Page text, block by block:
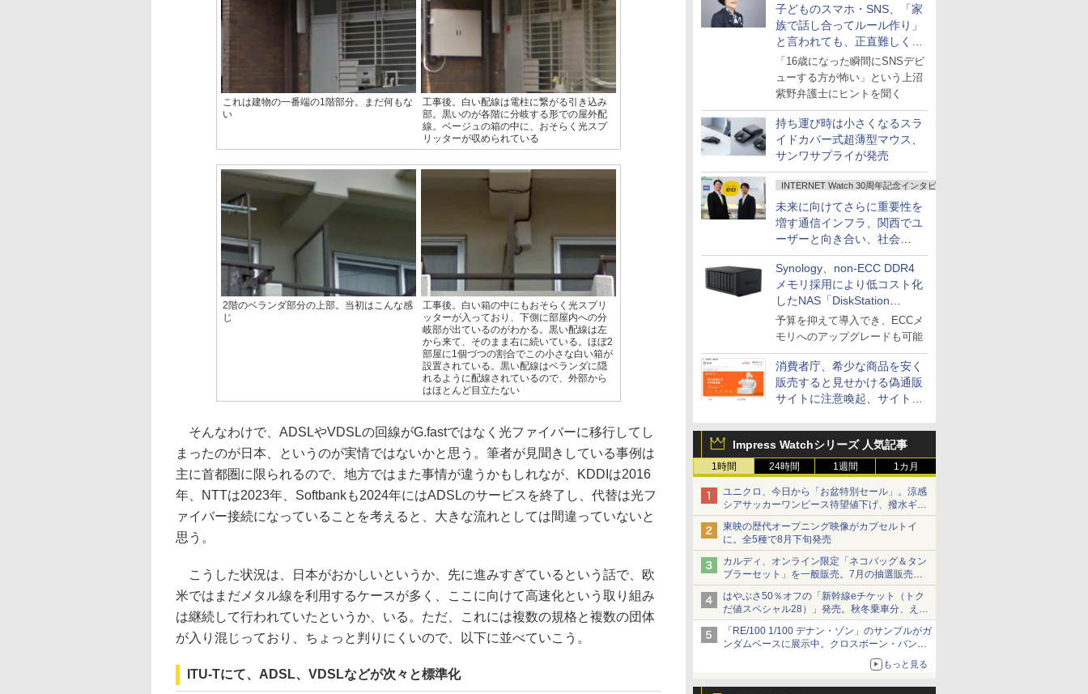
子どものスマホ・SNS、「家
族で話し合ってルール作り」
と言われても、正直難しくな
いですか？
「16歳になった瞬間にSNSデビ
ューする方が怖い」という上沼
紫野弁護士にヒントを聞く
持ち運び時は小さくなるスラ
イドカバー式超薄型マウス、
サンワサプライが発売
INTERNET Watch 30周年記念インタビュー
未来に向けてさらに重要性を
増す通信インフラ、関西でユ
ーザーと向き合い、社会
の“あたらしい”を起動し続け
る～オプテージ
Synology、non-ECC DDR4
メモリ採用により低コスト化
したNAS「DiskStation
neo+」シリーズ
予算を抑えて導入でき、ECCメ
モリへのアップグレードも可能
消費者庁、希少な商品を安く
販売すると見せかける偽通販
サイトに注意喚起、サイト名
Impress Watchシリーズ 人気記事
1時間 24時間 1週間 1カ月
ユニクロ、今日から「お盆特別セール」。涼感
シアサッカーワンピース待望値下げ、撥水ギア
ショーツは1990円に
東映の歴代オープニング映像がカプセルトイ
に。全5種で8月下旬発売
カルディ、オンライン限定「ネコバッグ＆タン
ブラーセット」を一般販売。7月の抽選販売の
当選無効分
はやぶさ50％オフの「新幹線eチケット（トク
だ値スペシャル28）」発売。秋冬乗車分、えき
ねっと限定
「RE/100 1/100 デナン・ゾン」のサンプルがガ
ンダムベースに展示中。クロスボーン・バンガ
ードの制式量産機が間もなく発送【ガンダムベ
もっと見る
これは建物の一番端の1階部分。まだ何もな
い
工事後。白い配線は電柱に繋がる引き込み
部。黒いのが各階に分岐する形での屋外配
線。ベージュの箱の中に、おそらく光スプ
リッターが収められている
2階のベランダ部分の上部。当初はこんな感
じ
工事後。白い箱の中にもおそらく光スプリ
ッターが入っており、下側に部屋内への分
岐部が出ているのがわかる。黒い配線は左
から来て、そのまま右に続いている。ほぼ2
部屋に1個づつの割合でこの小さな白い箱が
設置されている。黒い配線はベランダに隠
れるように配線されているので、外部から
はほとんど目立たない
そんなわけで、ADSLやVDSLの回線がG.fastではなく光ファイバーに移行してし
まったのが日本、というのが実情ではないかと思う。筆者が見聞きしている事例は
主に首都圏に限られるので、地方ではまた事情が違うかもしれなが、KDDIは2016
年、NTTは2023年、Softbankも2024年にはADSLのサービスを終了し、代替は光フ
ァイバー接続になっていることを考えると、大きな流れとしては間違っていないと
思う。
こうした状況は、日本がおかしいというか、先に進みすぎているという話で、欧
米ではまだメタル線を利用するケースが多く、ここに向けて高速化という取り組み
は継続して行われていたというか、いる。ただ、これには複数の規格と複数の団体
が入り混じっており、ちょっと判りにくいので、以下に並べていこう。
ITU-Tにて、ADSL、VDSLなどが次々と標準化